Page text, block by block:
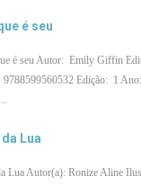
é seu
é seu Autor: Emily Giffin
Edição: 1
Lua
Lua Autor(a): Ronize Aline